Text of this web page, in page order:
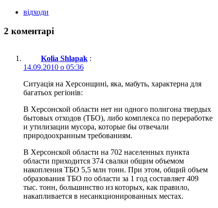
відходи
2 коментарі
Kolia Shlapak :
14.09.2010 о 05:36
Ситуація на Херсонщині, яка, мабуть, характерна для
багатьох регіонів:
В Херсонской области нет ни одного полигона твердых
бытовых отходов (ТБО), либо комплекса по переработке
и утилизации мусора, которые бы отвечали
природоохранным требованиям.
В Херсонской области на 702 населенных пункта
области приходится 374 свалки общим объемом
накопления ТБО 5,5 млн тонн. При этом, общий объем
образования ТБО по области за 1 год составляет 409
тыс. тонн, большинство из которых, как правило,
накапливается в несанкционированных местах.